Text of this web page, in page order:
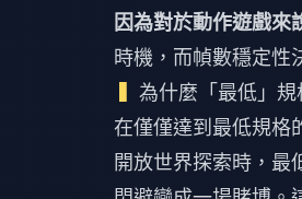
因為對於動作遊戲來
時機，而幀數穩定性
為什麼「最低」
在僅僅達到最低規格
開放世界探索時，